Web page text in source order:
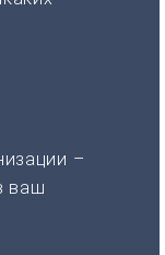
–
ваш